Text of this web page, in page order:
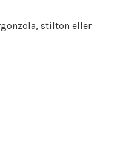
stilton eller